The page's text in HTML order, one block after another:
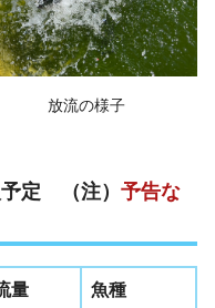
放流の様子
定 （注） 予告な
量 魚種